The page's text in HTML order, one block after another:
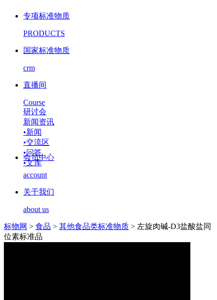
专项标准物质
PRODUCTS
国家标准物质
crm
直播间
Course
研讨会
新闻资讯
•新闻
•交流区
•问答
•文库
会员中心
account
关于我们
about us
标物网 > 食品 > 其他食品类标准物质 > 左旋肉碱-D3盐酸盐同
位素标准品